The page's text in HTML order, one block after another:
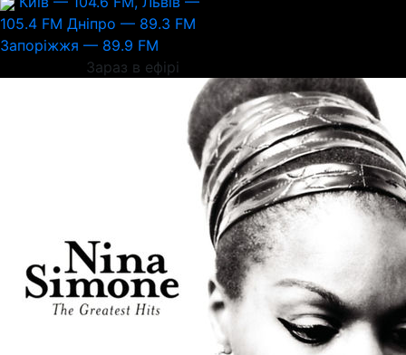
105.4 FM Дніпро — 89.3 FM
Запоріжжя — 89.9 FM
Зараз в ефірі